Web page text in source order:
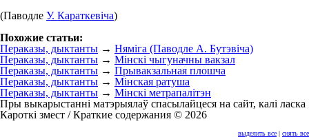
выделить все | снять все
(Паводле У. Караткевіча)
Похожие статьи:
Пераказы, дыктанты → Няміга (Паводле А. Бутэвіча)
Пераказы, дыктанты → Мінскі чыгуначны вакзал
Пераказы, дыктанты → Прывакзальная плошча
Пераказы, дыктанты → Мінская ратуша
Пераказы, дыктанты → Мінскі метрапалітэн
Пры выкарыстанні матэрыялаў спасылайцеся на сайт, калі ласка
Кароткі змест / Краткие содержания © 2026